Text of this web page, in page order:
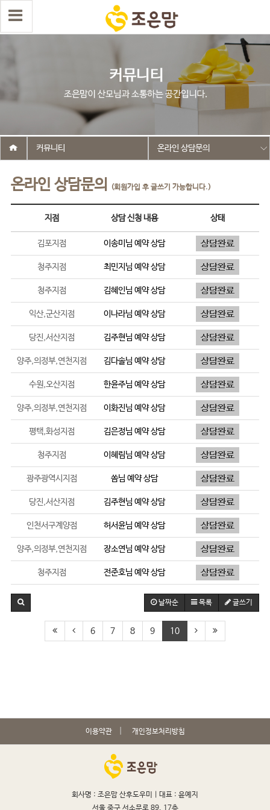
온라인 상담문의 (회원가입 후 글쓰기 가능합니다.)
커뮤니티 온라인 상담문의
지점 상담 신청 내용 상태
김포지점 이송미 님 예약 상담
청주지점 최민지 님 예약 상담
청주지점 김혜인님 예약 상담
익산,군산지점 이나라님 예약 상담
당진,서산지점 김주현님 예약 상담
양주,의정부,연천지점 김다솔님 예약 상담
수원,오산지점 한윤주님 예약 상담
양주,의정부,연천지점 이화진님 예약 상담
평택,화성지점 김은정님 예약 상담
청주지점 이혜림님 예약 상담
광주광역시지점 쏨님 예약 상담
당진,서산지점 김주현님 예약 상담
인천서구계양점 허서윤님 예약 상담
양주,의정부,연천지점 장소연님 예약 상담
청주지점 전준호님 예약 상담
날짜순 목록 글쓰기
6 7 8 9 10
이용약관 개인정보처리방침
회사명 : 조은맘 산후도우미 | 대표 : 윤예지
서울 중구 서소문로 89, 17층